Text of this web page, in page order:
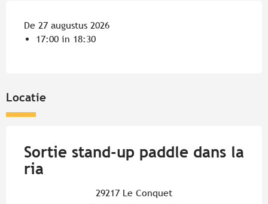
De 27 augustus 2026
17:00 in 18:30
Locatie
Sortie stand-up paddle dans la
ria
29217 Le Conquet